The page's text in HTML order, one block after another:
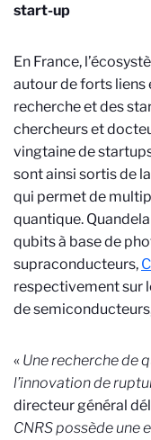
start-up
En France,
autour de forts liens
recherche et des
chercheurs et
vingtaine de
sont ainsi sortis de
qui permet de
quantique.
qubits à base de
supraconducteurs,
respectivement sur
de
« Une recherche de
l’innovation de
directeur général
CNRS possède une